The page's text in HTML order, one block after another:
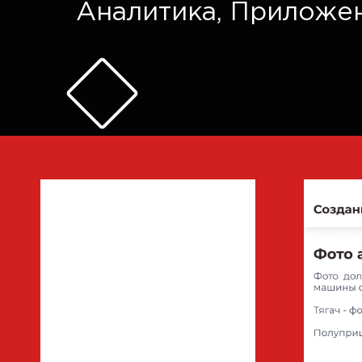
Аналитика,